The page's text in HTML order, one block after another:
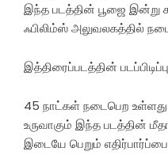
இந்த படத்தின் பூஜை இன்று
ஃபிலிம்ஸ் அலுவலகத்தில்
இத்திரைப்படத்தின்
45 நாட்கள் நடைபெற
உருவாகும் இந்த படத்தின்
இடையே பெறும் எதிர்பார்ப்பை